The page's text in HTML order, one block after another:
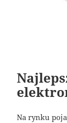
Na rynku